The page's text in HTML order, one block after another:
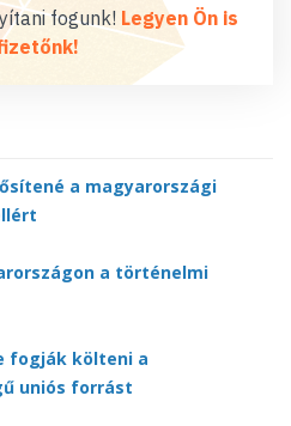
fogunk! Legyen Ön is
a magyarországi
a történelmi
fogják költeni a
uniós forrást